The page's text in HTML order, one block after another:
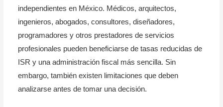
independientes en México. Médicos, arquitectos,
ingenieros, abogados, consultores, diseñadores,
programadores y otros prestadores de servicios
profesionales pueden beneficiarse de tasas reducidas de
ISR y una administración fiscal más sencilla. Sin
embargo, también existen limitaciones que deben
analizarse antes de tomar una decisión.